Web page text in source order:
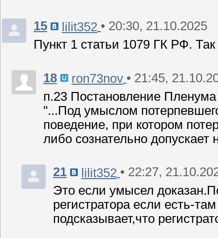
15 lilit352 • 20:30, 21.10.2025
Пункт 1 статьи 1079 ГК РФ.
18 ron73nov • 21:45,
п.23 Постановление
"...Под умыслом
поведение, при котором
либо сознательно допускает
21 lilit352 • 22:27,
Это если умысел
регистратора если есть-
подсказывает,что